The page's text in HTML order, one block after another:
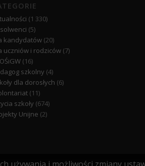
(1 330)
(5)
kandydatów(20)
uczniów i rodziców(7)
(16)
szkolny (4)
dla dorosłych (6)
(11)
szkoły (674)
Unijne (2)